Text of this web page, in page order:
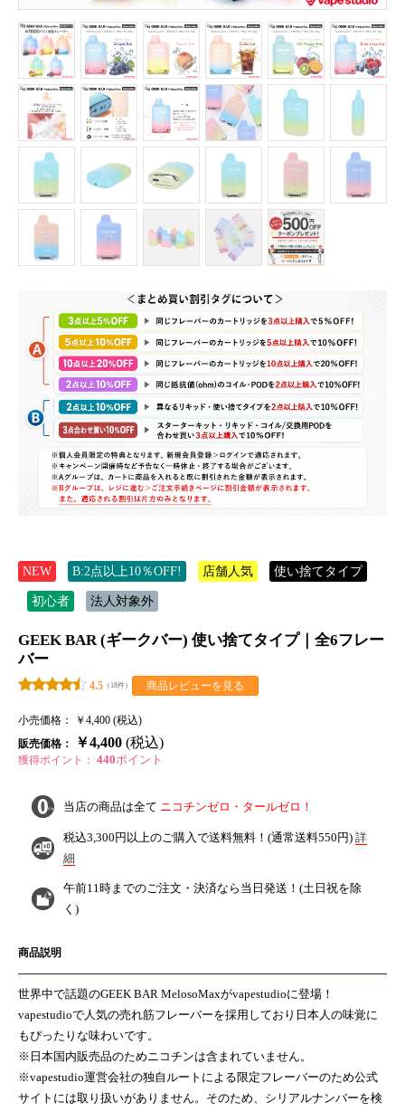
NEW B:2点以上10％OFF! 店舗人気 使い捨てタイプ
初心者 法人対象外
GEEK BAR (ギークバー) 使い捨てタイプ｜全6フレー
バー
4.5 （18件） 商品レビューを見る
小売価格：
￥4,400 (税込)
販売価格：
￥4,400 (税込)
獲得ポイント： 440ポイント
当店の商品は全て ニコチンゼロ・タールゼロ！
税込3,300円以上のご購入で送料無料！ (通常送料550円) 詳
細
午前11時までのご注文・決済なら 当日発送！ (土日祝を除
く)
商品説明
世界中で話題のGEEK BAR MelosoMaxがvapestudioに登場！
vapestudioで人気の売れ筋フレーバーを採用しており日本人の味覚に
もぴったりな味わいです。
※日本国内販売品のためニコチンは含まれていません。
※vapestudio運営会社の独自ルートによる限定フレーバーのため公式
サイトには取り扱いがありません。そのため、シリアルナンバーを検